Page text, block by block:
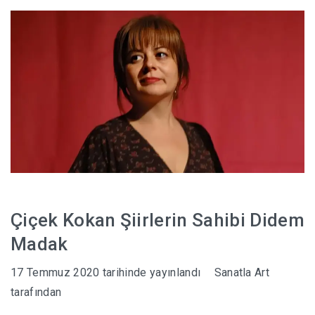
Çiçek Kokan Şiirlerin Sahibi Didem
Madak
17 Temmuz 2020 tarihinde yayınlandı
Sanatla Art
tarafından